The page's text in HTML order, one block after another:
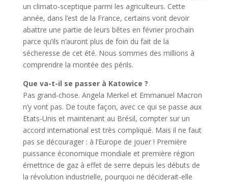
un climato-sceptique parmi les agriculteurs. Cette
année, dans l’est de la France, certains vont devoir
abattre une partie de leurs bêtes en février prochain
parce qu’ils n’auront plus de foin du fait de la
sécheresse de cet été. Nous sommes des millions à
comprendre la montée des périls.
Que va-t-il se passer à Katowice ?
Pas grand-chose. Angela Merkel et Emmanuel Macron
n’y vont pas. De toute façon, avec ce qui se passe aux
Etats-Unis et maintenant au Brésil, compter sur un
accord international est très compliqué. Mais il ne faut
pas se décourager : à l’Europe de jouer ! Première
puissance économique mondiale et première région
émettrice de gaz à effet de serre depuis les débuts de
la révolution industrielle, pourquoi ne déciderait-elle